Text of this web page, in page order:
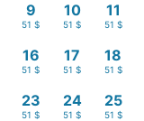
9
51 $
10
51 $
11
51 $
16
51 $
17
51 $
18
51 $
23
51 $
24
51 $
25
51 $